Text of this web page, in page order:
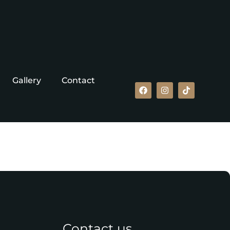
Gallery Contact